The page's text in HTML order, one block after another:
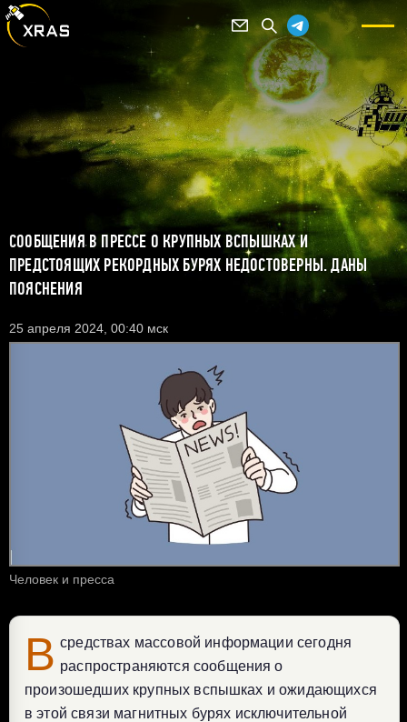
СООБЩЕНИЯ В ПРЕССЕ О КРУПНЫХ ВСПЫШКАХ И
ПРЕДСТОЯЩИХ РЕКОРДНЫХ БУРЯХ НЕДОСТОВЕРНЫ. ДАНЫ
ПОЯСНЕНИЯ
25 апреля 2024, 00:40 мск
Человек и пресса
В средствах массовой информации сегодня
распространяются сообщения о
произошедших крупных вспышках и ожидающихся
в этой связи магнитных бурях исключительной